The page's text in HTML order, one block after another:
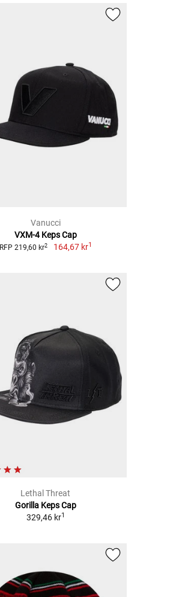
Vanucci
VXM-4 Keps Cap
RFP 219,60 kr2 164,67 kr1
Lethal Threat
Gorilla Keps Cap
329,46 kr1